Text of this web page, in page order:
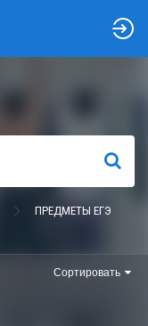
НАЙТИ
ПРЕДМЕТЫ ЕГЭ
Сортировать